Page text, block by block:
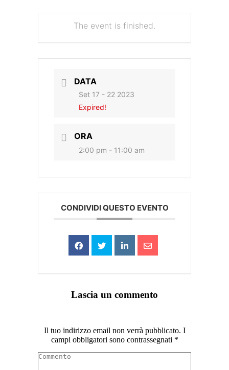
The event is finished.
DATA
Set 17 - 22 2023
Expired!
ORA
2:00 pm - 11:00 am
CONDIVIDI QUESTO EVENTO
Lascia un commento
Il tuo indirizzo email non verrà pubblicato. I
campi obbligatori sono contrassegnati *
Commento